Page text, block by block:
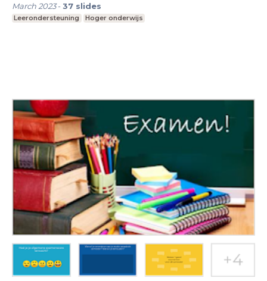
March 2023-37 slides
Leerondersteuning Hoger onderwijs